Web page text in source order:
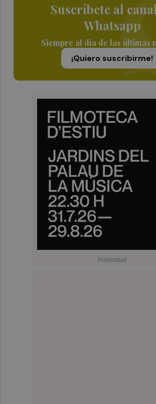
Suscríbete al
Whatsapp
Siempre al día de las últimas
¡Quiero suscribirme!